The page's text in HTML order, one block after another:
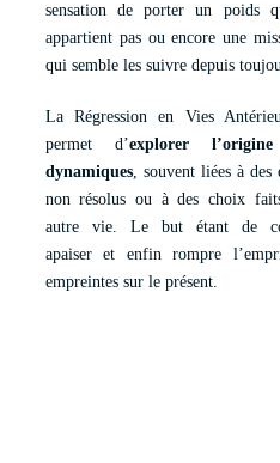
sensation de porter un poids
appartient pas ou encore une
qui semble les suivre depuis
La Régression en Vies
permet d’explorer
dynamiques, souvent liées à des
non résolus ou à des choix
autre vie. Le but étant de
apaiser et enfin rompre
empreintes sur le présent.